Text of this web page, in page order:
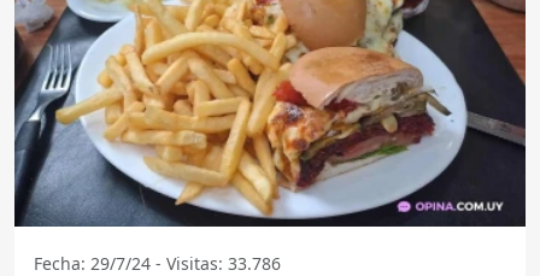
Fecha: 29/7/24 - Visitas: 33.786